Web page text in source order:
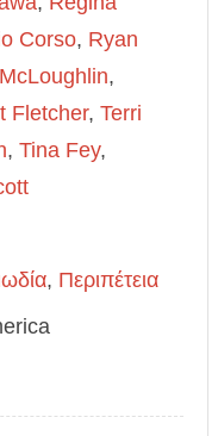
Corso, Ryan
,
Fletcher, Terri
, Tina Fey,
, Περιπέτεια